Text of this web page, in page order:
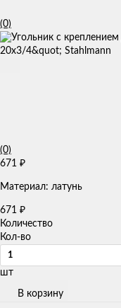
(0)
(0)
671 ₽
Материал: латунь
671 ₽
Количество
Кол-во
шт
В корзину